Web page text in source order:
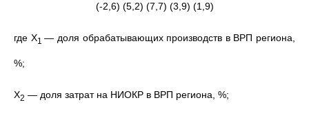
(-2,6) (5,2) (7,7) (3,9) (1,9)
где X1— доля обрабатывающих производств в ВРП региона,
%;
X2 — доля затрат на НИОКР в ВРП региона, %;